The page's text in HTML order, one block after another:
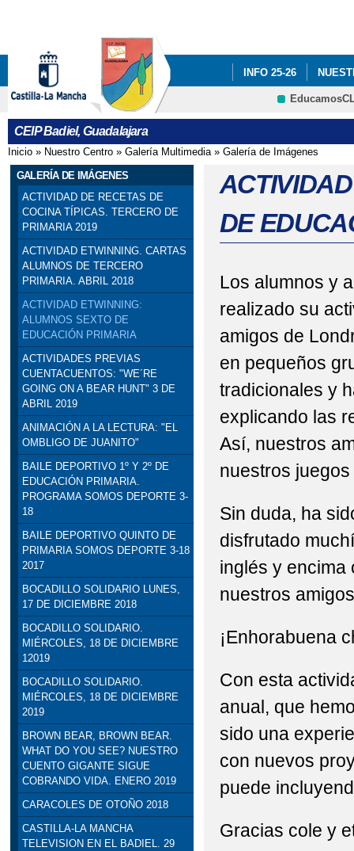
INFO 25-26
INFÓRMATE
ENGLISH PROJECT:
PRIMARIA). SEXTO DE
PROGRAMA # TÚ
ESCOLAR. 4º PRIMARIA
SELLO DE CALIDAD
STEAM: TALLER DE
VISITA
DELEGADO DE
CEIP Badiel, Guadalajara
Se encuentra usted aquí
Inicio » Nuestro Centro » Galería Multimedia» Galería de Imágenes
GALERÍA DE IMÁGENES
ACTIVIDAD DE RECETAS DE
COCINA TÍPICAS. TERCERO DE
PRIMARIA 2019
ACTIVIDAD ETWINNING. CARTAS
ALUMNOS DE TERCERO
PRIMARIA. ABRIL 2018
ACTIVIDAD ETWINNING:
ALUMNOS SEXTO DE
EDUCACIÓN PRIMARIA
ACTIVIDADES PREVIAS
CUENTACUENTOS: "WE´RE
GOING ON A BEAR HUNT" 3 DE
ABRIL 2019
ANIMACIÓN A LA LECTURA: "EL
OMBLIGO DE JUANITO"
BAILE DEPORTIVO 1º Y 2º DE
EDUCACIÓN PRIMARIA.
PROGRAMA SOMOS DEPORTE 3-
18
BAILE DEPORTIVO QUINTO DE
PRIMARIA SOMOS DEPORTE 3-18
2017
BOCADILLO SOLIDARIO LUNES,
17 DE DICIEMBRE 2018
BOCADILLO SOLIDARIO.
MIÉRCOLES, 18 DE DICIEMBRE
12019
BOCADILLO SOLIDARIO.
MIÉRCOLES, 18 DE DICIEMBRE
2019
BROWN BEAR, BROWN BEAR.
WHAT DO YOU SEE? NUESTRO
CUENTO GIGANTE SIGUE
COBRANDO VIDA. ENERO 2019
CARACOLES DE OTOÑO 2018
CASTILLA-LA MANCHA
TELEVISION EN EL BADIEL. 29
DE
Los alumnos y
realizado su
amigos de
en pequeños
tradicionales y
explicando las
Así, nuestros
nuestros
Sin duda, ha
disfrutado
inglés y encima
nuestros
¡Enhorabuena
Con esta
anual, que
sido una
con nuevos
puede
Gracias cole y